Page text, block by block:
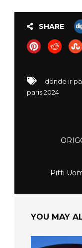
SHARE
donde ir
paris 2024
Pitti
YOU MAY